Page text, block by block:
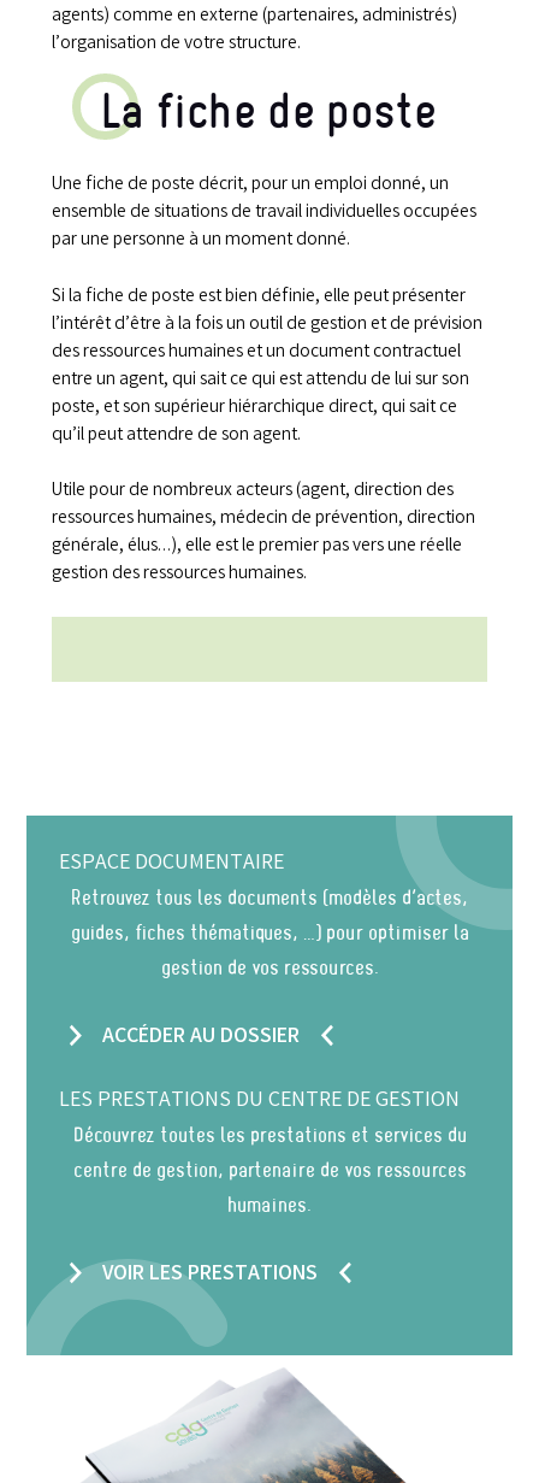
agents) comme en externe (partenaires, administrés)
l’organisation de votre structure.
La fiche de poste
Une fiche de poste décrit, pour un emploi donné, un
ensemble de situations de travail individuelles occupées
par une personne à un moment donné.
Si la fiche de poste est bien définie, elle peut présenter
l’intérêt d’être à la fois un outil de gestion et de prévision
des ressources humaines et un document contractuel
entre un agent, qui sait ce qui est attendu de lui sur son
poste, et son supérieur hiérarchique direct, qui sait ce
qu’il peut attendre de son agent.
Utile pour de nombreux acteurs (agent, direction des
ressources humaines, médecin de prévention, direction
générale, élus…), elle est le premier pas vers une réelle
gestion des ressources humaines.
ESPACE DOCUMENTAIRE
Retrouvez tous les documents (modèles d’actes,
guides, fiches thématiques, …) pour optimiser la
gestion de vos ressources.
ACCÉDER AU DOSSIER
LES PRESTATIONS DU CENTRE DE GESTION
Découvrez toutes les prestations et services du
centre de gestion, partenaire de vos ressources
humaines.
VOIR LES PRESTATIONS